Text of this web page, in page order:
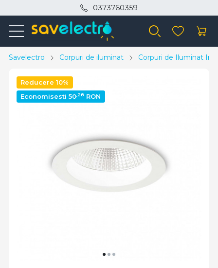
0373760359
Savelectro Corpuri de iluminat Corpuri de Iluminat
Reducere 10%
Economisesti 50 ,28 RON